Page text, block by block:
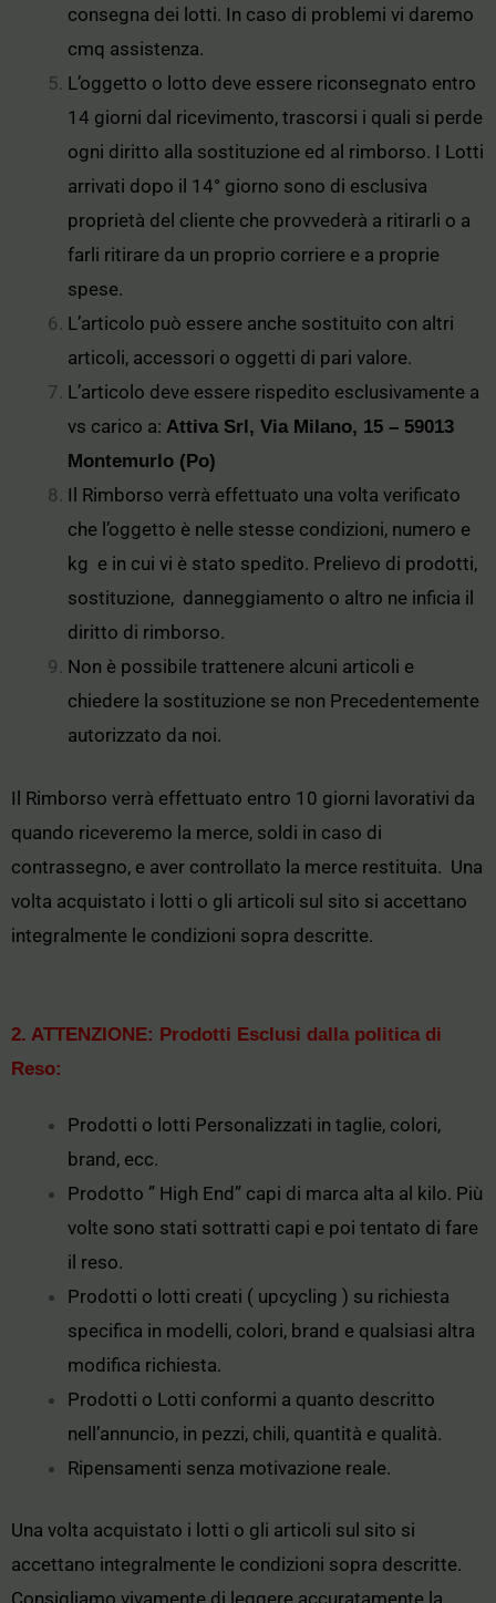
consegna dei lotti. In caso di problemi vi daremo
cmq assistenza.
L’oggetto o lotto deve essere riconsegnato entro
14 giorni dal ricevimento, trascorsi i quali si perde
ogni diritto alla sostituzione ed al rimborso. I Lotti
arrivati dopo il 14° giorno sono di esclusiva
proprietà del cliente che provvederà a ritirarli o a
farli ritirare da un proprio corriere e a proprie
spese.
L’articolo può essere anche sostituito con altri
articoli, accessori o oggetti di pari valore.
L’articolo deve essere rispedito esclusivamente a
vs carico a: Attiva Srl, Via Milano, 15 – 59013
Montemurlo (Po)
Il Rimborso verrà effettuato una volta verificato
che l’oggetto è nelle stesse condizioni, numero e
kg e in cui vi è stato spedito. Prelievo di prodotti,
sostituzione, danneggiamento o altro ne inficia il
diritto di rimborso.
Non è possibile trattenere alcuni articoli e
chiedere la sostituzione se non Precedentemente
autorizzato da noi.
Il Rimborso verrà effettuato entro 10 giorni lavorativi da
quando riceveremo la merce, soldi in caso di
contrassegno, e aver controllato la merce restituita. Una
volta acquistato i lotti o gli articoli sul sito si accettano
integralmente le condizioni sopra descritte.
2. ATTENZIONE: Prodotti Esclusi dalla politica di
Reso:
Prodotti o lotti Personalizzati in taglie, colori,
brand, ecc.
Prodotto ” High End” capi di marca alta al kilo. Più
volte sono stati sottratti capi e poi tentato di fare
il reso.
Prodotti o lotti creati ( upcycling ) su richiesta
specifica in modelli, colori, brand e qualsiasi altra
modifica richiesta.
Prodotti o Lotti conformi a quanto descritto
nell’annuncio, in pezzi, chili, quantità e qualità.
Ripensamenti senza motivazione reale.
Una volta acquistato i lotti o gli articoli sul sito si
accettano integralmente le condizioni sopra descritte.